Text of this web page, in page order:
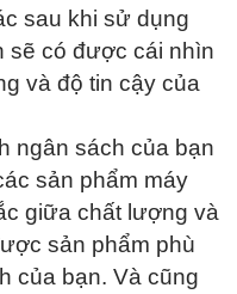
sau khi sử dụng
sẽ có được cái nhìn
và độ tin cậy của
ngân sách của bạn
sản phẩm máy
giữa chất lượng và
sản phẩm phù
của bạn. Và cũng